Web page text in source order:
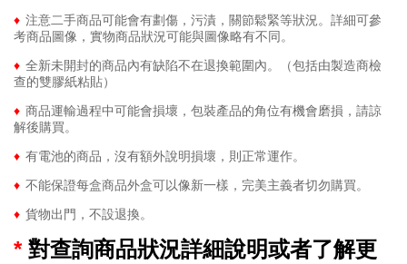
♦ 注意二手商品可能會有劃傷，污漬，關節鬆緊等狀況。詳細可參
考商品圖像，實物商品狀況可能與圖像略有不同。
♦ 全新未開封的商品內有缺陷不在退換範圍內。（包括由製造商檢
查的雙膠紙粘貼）
♦ 商品運輸過程中可能會損壞，包裝產品的角位有機會磨損，請諒
解後購買。
♦ 有電池的商品，沒有額外說明損壞，則正常運作。
♦ 不能保證每盒商品外盒可以像新一樣，完美主義者切勿購買。
♦ 貨物出門，不設退換。
* 對查詢商品狀況詳細說明或者了解更